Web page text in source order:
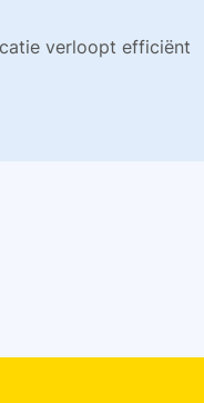
verloopt efficiënt